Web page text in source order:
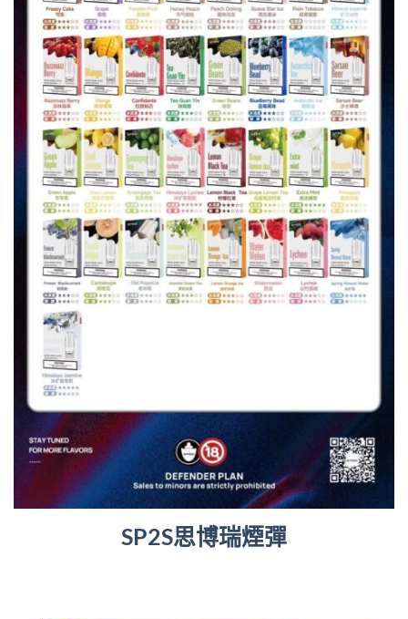
SP2S思博瑞煙彈